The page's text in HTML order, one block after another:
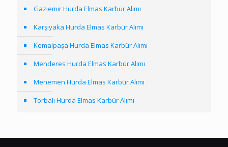
Gaziemir Hurda Elmas Karbür Alımı
Karşıyaka Hurda Elmas Karbür Alımı
Kemalpaşa Hurda Elmas Karbür Alımı
Menderes Hurda Elmas Karbür Alımı
Menemen Hurda Elmas Karbür Alımı
Torbalı Hurda Elmas Karbür Alımı